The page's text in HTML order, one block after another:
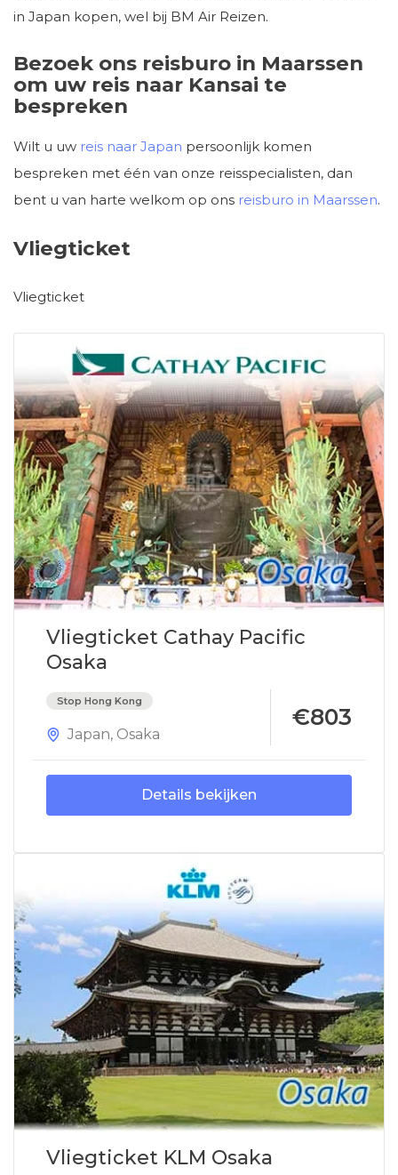
in Japan kopen, wel bij BM Air Reizen.
Bezoek ons reisburo in Maarssen
om uw reis naar Kansai te
bespreken
Wilt u uw reis naar Japan persoonlijk komen
bespreken met één van onze reisspecialisten, dan
bent u van harte welkom op ons reisburo in Maarssen.
Vliegticket
Vliegticket
Vliegticket Cathay Pacific
Osaka
Stop Hong Kong
Japan, Osaka
€803
Details bekijken
Vliegticket KLM Osaka